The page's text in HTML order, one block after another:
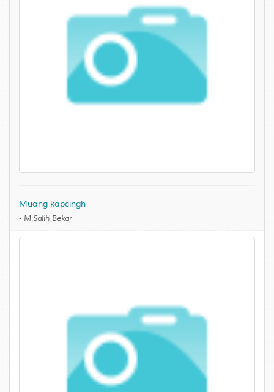
Muang kapcıngh
- M.Salih Bekar